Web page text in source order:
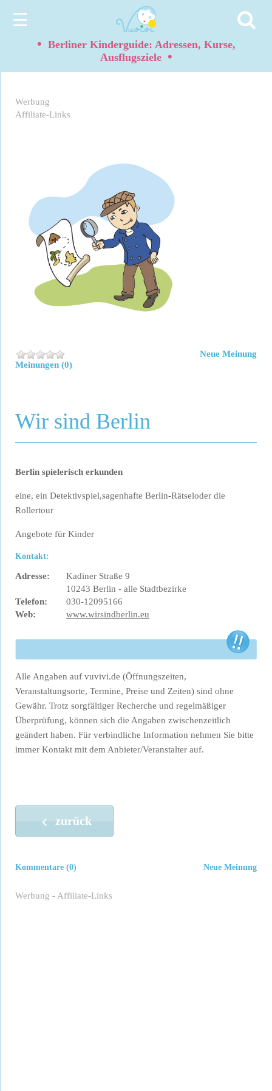
☰
• Berliner Kinderguide: Adressen, Kurse,
Ausflugsziele •
Werbung
Affiliate-Links
Meinungen (0)
Neue Meinung
Wir sind Berlin
Berlin spielerisch erkunden
eine, ein Detektivspiel,sagenhafte Berlin-Rätseloder die
Rollertour
Angebote für Kinder
Kontakt:
Adresse:
Kadiner Straße 9
10243 Berlin - alle Stadtbezirke
Telefon:
030-12095166
Web:
www.wirsindberlin.eu
Alle Angaben auf vuvivi.de (Öffnungszeiten,
Veranstaltungsorte, Termine, Preise und Zeiten) sind ohne
Gewähr. Trotz sorgfältiger Recherche und regelmäßiger
Überprüfung, können sich die Angaben zwischenzeitlich
geändert haben. Für verbindliche Information nehmen Sie bitte
immer Kontakt mit dem Anbieter/Veranstalter auf.
zurück
Neue Meinung
Kommentare (0)
Werbung - Affiliate-Links